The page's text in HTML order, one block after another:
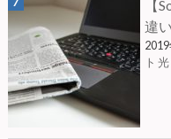
【
違い
ト